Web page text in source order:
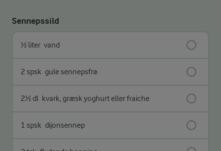
Sennepssild
½ liter vand
2 spsk gule sennepsfrø
2½ dl kvark, græsk yoghurt eller fraiche
1 spsk dijonsennep